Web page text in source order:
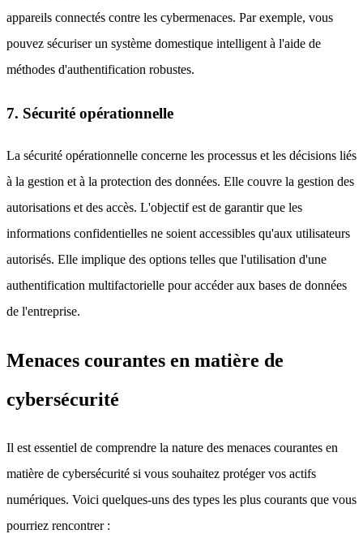
appareils connectés contre les cybermenaces. Par exemple, vous
pouvez sécuriser un système domestique intelligent à l'aide de
méthodes d'authentification robustes.
7. Sécurité opérationnelle
La sécurité opérationnelle concerne les processus et les décisions liés
à la gestion et à la protection des données. Elle couvre la gestion des
autorisations et des accès. L'objectif est de garantir que les
informations confidentielles ne soient accessibles qu'aux utilisateurs
autorisés. Elle implique des options telles que l'utilisation d'une
authentification multifactorielle pour accéder aux bases de données
de l'entreprise.
Menaces courantes en matière de
cybersécurité
Il est essentiel de comprendre la nature des menaces courantes en
matière de cybersécurité si vous souhaitez protéger vos actifs
numériques. Voici quelques-uns des types les plus courants que vous
pourriez rencontrer :